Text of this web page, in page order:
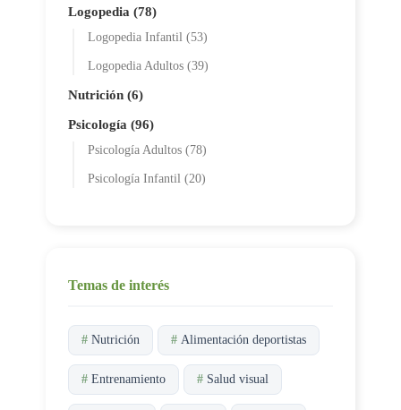
Logopedia (78)
Logopedia Infantil (53)
Logopedia Adultos (39)
Nutrición (6)
Psicología (96)
Psicología Adultos (78)
Psicología Infantil (20)
Temas de interés
# Nutrición # Alimentación deportistas
# Entrenamiento # Salud visual